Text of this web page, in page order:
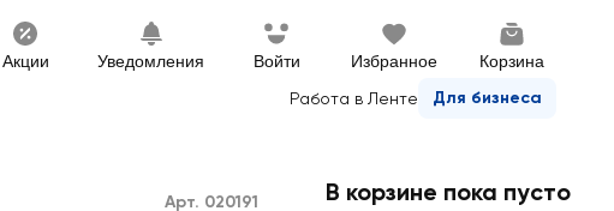
Акции Уведомления Войти Избранное Корзина
Работа в Ленте Для бизнеса
Арт. 020191 В корзине пока пусто